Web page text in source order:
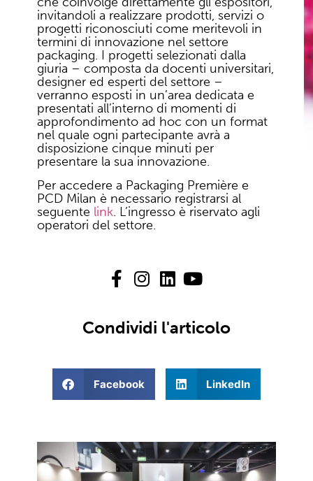
invitandoli a realizzare prodotti, servizi o
progetti riconosciuti come meritevoli in
termini di innovazione nel settore
packaging. I progetti selezionati dalla
giuria – composta da docenti universitari,
designer ed esperti del settore –
verranno esposti in un’area dedicata e
presentati all’interno di momenti di
approfondimento ad hoc con un format
nel quale ogni partecipante avrà a
disposizione cinque minuti per
presentare la sua innovazione.
Per accedere a Packaging Première e
PCD Milan è necessario registrarsi al
seguente link. L’ingresso è riservato agli
operatori del settore.
Condividi l'articolo
Facebook LinkedIn